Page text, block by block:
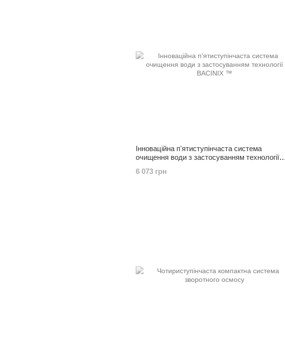
Інноваційна п'ятиступінчаста система
очищення води з застосуванням технології
6 073 грн